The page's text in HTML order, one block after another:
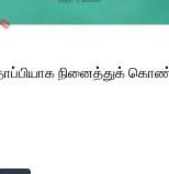
நினைத்துக்